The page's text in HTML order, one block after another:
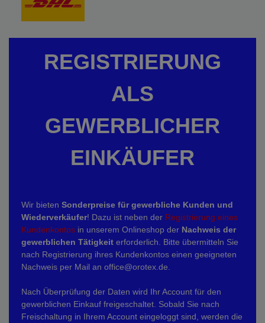
REGISTRIERUNG
ALS
GEWERBLICHER
EINKÄUFER
Wir bieten Sonderpreise für gewerbliche Kunden und
Wiederverkäufer! Dazu ist neben der Registrierung eines
Kundenkontos in unserem Onlineshop der Nachweis der
gewerblichen Tätigkeit erforderlich. Bitte übermitteln Sie
nach Registrierung ihres Kundenkontos einen geeigneten
Nachweis per Mail an office@orotex.de.
Nach Überprüfung der Daten wird Ihr Account für den
gewerblichen Einkauf freigeschaltet. Sobald Sie nach
Freischaltung in Ihrem Account eingeloggt sind, werden die